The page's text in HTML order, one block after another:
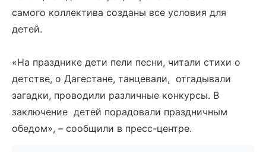
самого коллектива созданы все условия для
детей.
«На празднике дети пели песни, читали стихи о
детстве, о Дагестане, танцевали, отгадывали
загадки, проводили различные конкурсы. В
заключение детей порадовали праздничным
обедом», – сообщили в пресс-центре.